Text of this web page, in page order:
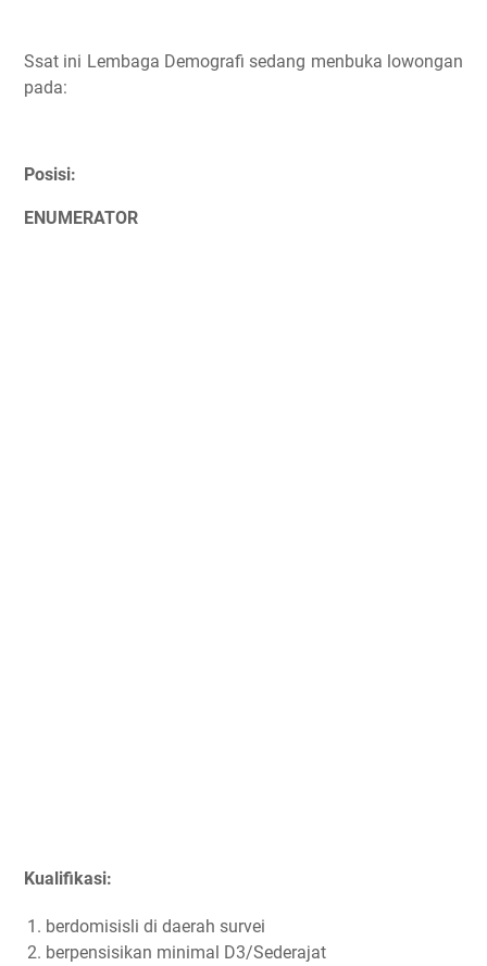
Ssat ini Lembaga Demografi sedang menbuka lowongan
pada:
Posisi:
ENUMERATOR
Kualifikasi:
berdomisisli di daerah survei
berpensisikan minimal D3/Sederajat